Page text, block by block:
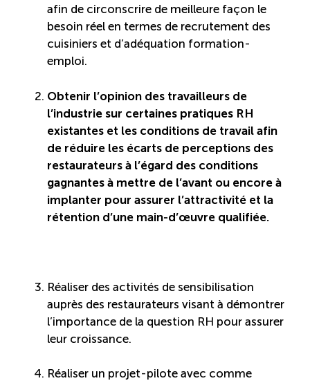
afin de circonscrire de meilleure façon le
besoin réel en termes de recrutement des
cuisiniers et d’adéquation formation-
emploi.
Obtenir l’opinion des travailleurs de
l’industrie sur certaines pratiques RH
existantes et les conditions de travail afin
de réduire les écarts de perceptions des
restaurateurs à l’égard des conditions
gagnantes à mettre de l’avant ou encore à
implanter pour assurer l’attractivité et la
rétention d’une main-d’œuvre qualifiée.
Réaliser des activités de sensibilisation
auprès des restaurateurs visant à démontrer
l’importance de la question RH pour assurer
leur croissance.
Réaliser un projet-pilote avec comme